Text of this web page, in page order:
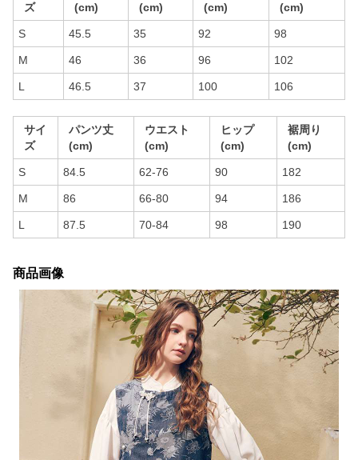
ズ
(cm)
(cm)
(cm)
(cm)
S 45.5 35 92 98
M 46 36 96 102
L 46.5 37 100 106
サイ
ズ
パンツ丈
(cm)
ウエスト
(cm)
ヒップ
(cm)
裾周り
(cm)
S 84.5 62-76 90 182
M 86 66-80 94 186
L 87.5 70-84 98 190
商品画像